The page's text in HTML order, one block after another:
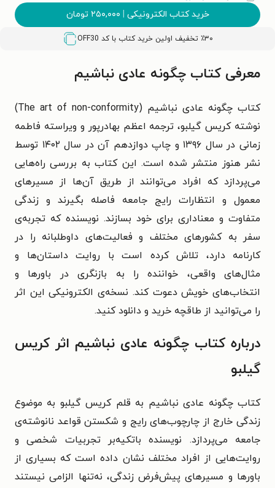
خرید کتاب الکترونیکی | ۲۵۰,۰۰۰ تومان
٪۳۰ تخفیف اولین خرید کتاب با کد OFF30
معرفی کتاب چگونه عادی نباشیم
کتاب چگونه عادی نباشیم (The art of non-conformity)
نوشته کریس گیلبو، ترجمه اعظم بهادرپور و ویراسته فاطمه
زمانی در سال ۱۳۹۶ و چاپ دوازدهم آن در سال ۱۴۰۲ توسط
نشر هنوز منتشر شده است. این کتاب به بررسی راه‌هایی
می‌پردازد که افراد می‌توانند از طریق آن‌ها از مسیرهای
معمول و انتظارات رایج جامعه فاصله بگیرند و زندگی
متفاوت و معناداری برای خود بسازند. نویسنده که تجربه‌ی
سفر به کشورهای مختلف و فعالیت‌های داوطلبانه را در
کارنامه دارد، تلاش کرده است با روایت داستان‌ها و
مثال‌های واقعی، خواننده را به بازنگری در باورها و
انتخاب‌های خویش دعوت کند. نسخه‌ی الکترونیکی این اثر
را می‌توانید از طاقچه خرید و دانلود کنید.
درباره کتاب چگونه عادی نباشیم اثر کریس
گیلبو
کتاب چگونه عادی نباشیم به قلم کریس گیلبو به موضوع
زندگی خارج از چارچوب‌های رایج و شکستن قواعد نانوشته‌ی
جامعه می‌پردازد. نویسنده باتکیه‌بر تجربیات شخصی و
روایت‌هایی از افراد مختلف نشان داده است که بسیاری از
باورها و مسیرهای پیش‌فرض زندگی، نه‌تنها الزامی نیستند